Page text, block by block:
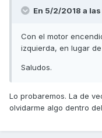
En 5/2/2018 a
Con el motor
izquierda, en lugar
Saludos.
Lo probaremos. La de
olvidarme algo dentro